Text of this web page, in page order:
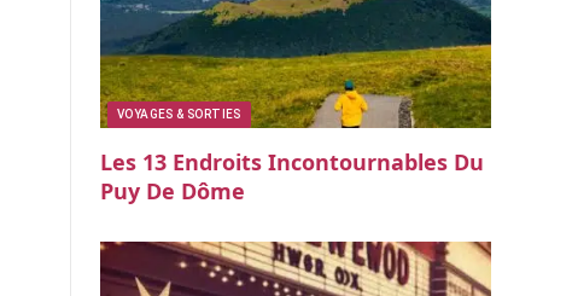
VOYAGES & SORTIES
Les 13 Endroits Incontournables Du
Puy De Dôme